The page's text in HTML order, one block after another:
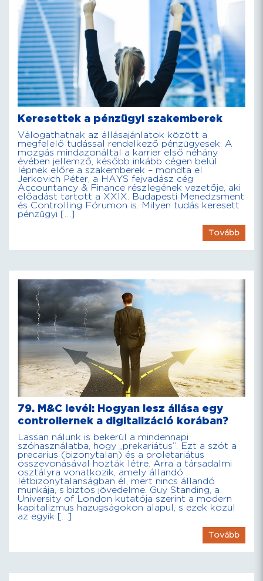
Keresettek a pénzügyi szakemberek
Válogathatnak az állásajánlatok között a
megfelelő tudással rendelkező pénzügyesek. A
mozgás mindazonáltal a karrier első néhány
évében jellemző, később inkább cégen belül
lépnek előre a szakemberek – mondta el
Jerkovich Péter, a HAYS fejvadász cég
Accountancy & Finance részlegének vezetője, aki
előadást tartott a XXIX. Budapesti Menedzsment
és Controlling Fórumon is. Milyen tudás keresett
pénzügyi […]
Tovább
79. M&C levél: Hogyan lesz állása egy
controllernek a digitalizáció korában?
Lassan nálunk is bekerül a mindennapi
szóhasználatba, hogy „prekariátus”. Ezt a szót a
precarius (bizonytalan) és a proletariátus
összevonásával hozták létre. Arra a társadalmi
osztályra vonatkozik, amely állandó
létbizonytalanságban él, mert nincs állandó
munkája, s biztos jövedelme. Guy Standing, a
University of London kutatója szerint a modern
kapitalizmus hazugságokon alapul, s ezek közül
az egyik […]
Tovább